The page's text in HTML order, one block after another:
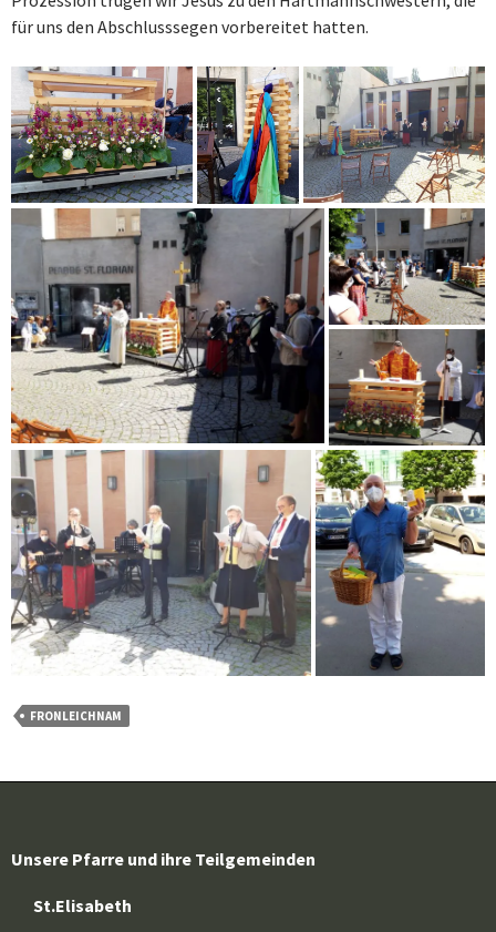
für uns den Abschlusssegen vorbereitet hatten.
FRONLEICHNAM
Unsere Pfarre und ihre Teilgemeinden
St.Elisabeth